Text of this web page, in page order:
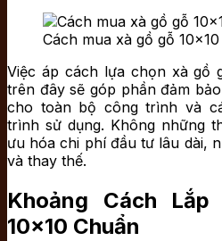
Cách mua xà gồ gỗ
Việc áp cách lựa chọn xà gồ
trên đây sẽ góp phần đảm
cho toàn bộ công trình và
trình sử dụng. Không những
ưu hóa chi phí đầu tư lâu dài,
và thay thế.
Khoảng Cách
10×10 Chuẩn